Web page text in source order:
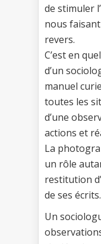
de stimuler
nous
revers.
C’est en
d’un
manuel
toutes les
d’une
actions et
La
un rôle
restitution
de ses écrits.
Un